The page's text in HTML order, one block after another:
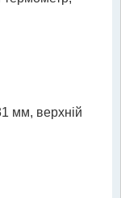
мм, верхній